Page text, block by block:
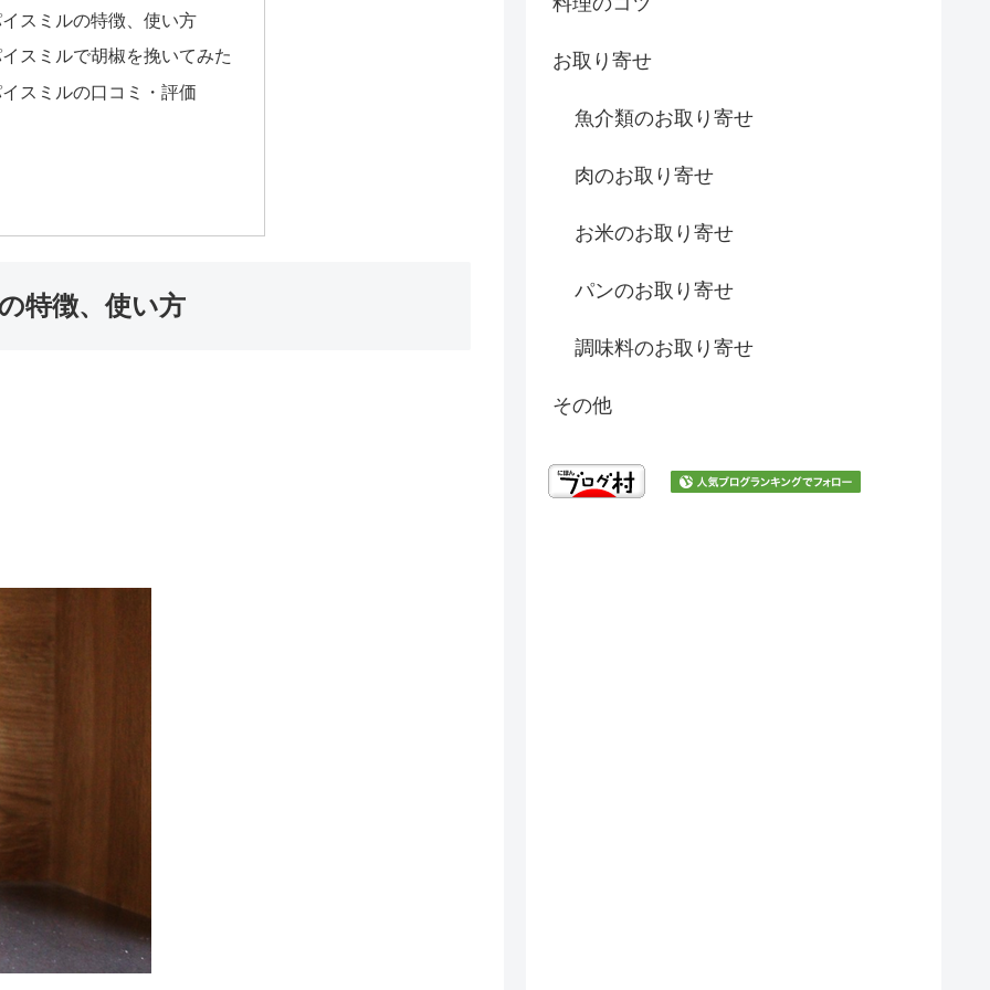
スミルの特徴、使い方
スミルで胡椒を挽いてみた
スミルの口コミ・評価
特徴、使い方
お取り寄せ
魚介類のお取り寄せ
肉のお取り寄せ
お米のお取り寄せ
パンのお取り寄せ
調味料のお取り寄せ
その他